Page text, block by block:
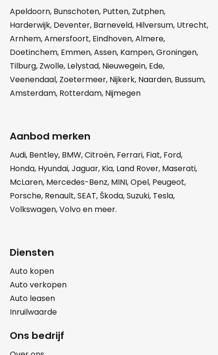
Apeldoorn, Bunschoten, Putten, Zutphen,
Harderwijk, Deventer, Barneveld, Hilversum, Utrecht,
Arnhem,Amersfoort, Eindhoven,Almere,
Doetinchem, Emmen,Assen, Kampen,Groningen,
Tilburg, Zwolle, Lelystad, Nieuwegein, Ede,
Veenendaal, Zoetermeer, Nijkerk, Naarden, Bussum,
Amsterdam, Rotterdam, Nijmegen
Aanbod merken
Audi, Bentley, BMW,Citroën, Ferrari, Fiat, Ford,
Honda, Hyundai,Jaguar, Kia, Land Rover, Maserati,
McLaren, Mercedes-Benz, MINI,Opel, Peugeot,
Porsche, Renault,SEAT, Škoda,Suzuki, Tesla,
Volkswagen,Volvoen meer.
Diensten
Auto kopen
Auto verkopen
Auto leasen
Inruilwaarde
Ons bedrijf